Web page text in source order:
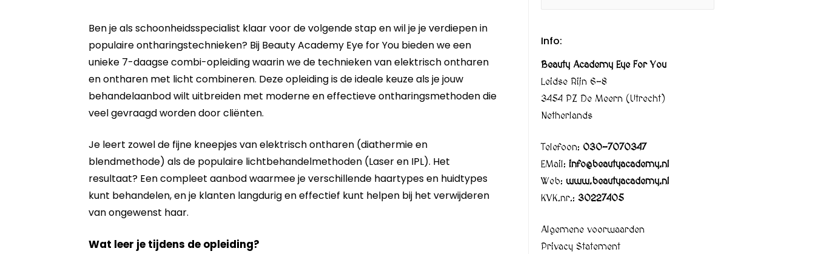
Ben je als schoonheidsspecialist klaar voor de volgende stap en wil je je verdiepen in
populaire ontharingstechnieken? Bij Beauty Academy Eye for You bieden we een
unieke 7-daagse combi-opleiding waarin we de technieken van elektrisch ontharen
en ontharen met licht combineren. Deze opleiding is de ideale keuze als je jouw
behandelaanbod wilt uitbreiden met moderne en effectieve ontharingsmethoden die
veel gevraagd worden door cliënten.
Je leert zowel de fijne kneepjes van elektrisch ontharen (diathermie en
blendmethode) als de populaire lichtbehandelmethoden (Laser en IPL). Het
resultaat? Een compleet aanbod waarmee je verschillende haartypes en huidtypes
kunt behandelen, en je klanten langdurig en effectief kunt helpen bij het verwijderen
van ongewenst haar.
Wat leer je tijdens de opleiding?
Info:
Beauty Academy Eye For You
Leidse Rijn 6-8
3454 PZ De Meern (Utrecht)
Netherlands
Telefoon: 030-7070347
EMail: info@beautyacademy.nl
Web: www.beautyacademy.nl
KVK.nr.: 30227405
Algemene voorwaarden
Privacy Statement